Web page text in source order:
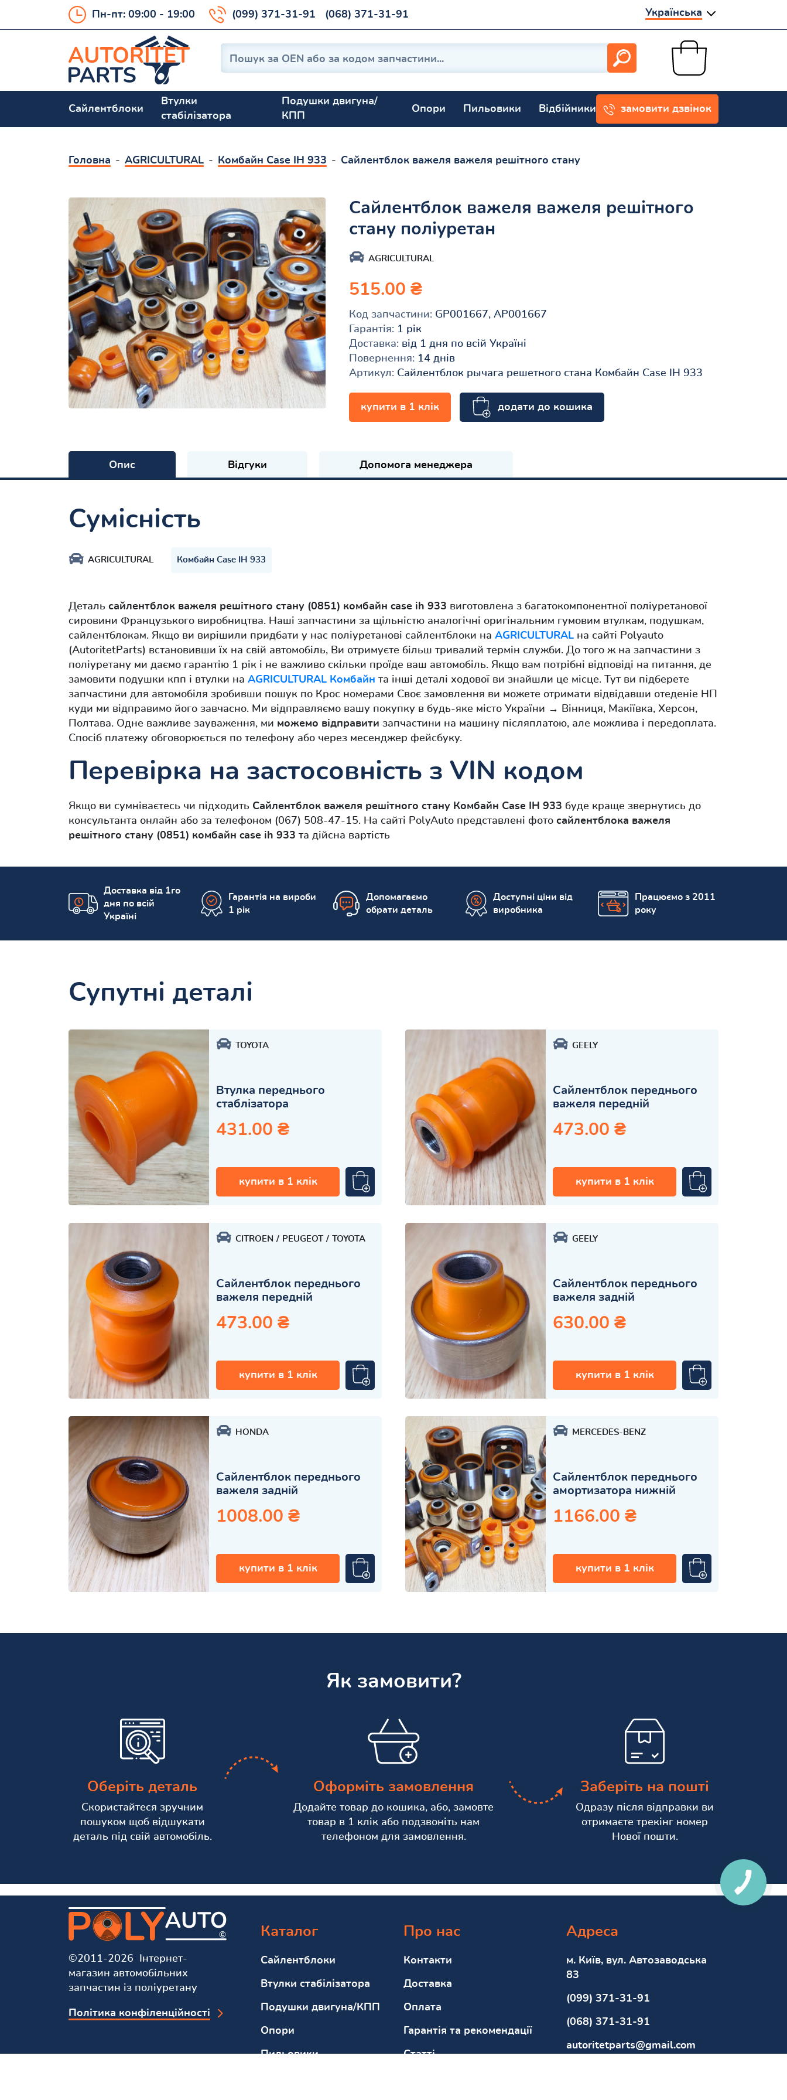
Пн-пт: 09:00 - 19:00 (099) 371-31-91 (068) 371-31-91 Українська
Сайлентблоки
Втулки
стабілізатора
Подушки двигуна/
КПП
Опори Пильовики Відбійники замовити дзвінок
Головна AGRICULTURAL Комбайн Case IH 933 Сайлентблок важеля важеля решітного стану
Сайлентблок важеля важеля решітного
стану поліуретан
AGRICULTURAL
515.00 ₴
Код запчастини: GP001667, AP001667
Гарантія: 1 рік
Доставка: від 1 дня по всій Україні
Повернення: 14 днів
Артикул: Сайлентблок рычага решетного стана Комбайн Case IH 933
купити в 1 клік додати до кошика
Опис Відгуки Допомога менеджера
Сумісність
AGRICULTURAL Комбайн Case IH 933
Деталь сайлентблок важеля решітного стану (0851) комбайн case ih 933 виготовлена з багатокомпонентної поліуретанової
сировини Французького виробництва. Наші запчастини за щільністю аналогічні оригінальним гумовим втулкам, подушкам,
сайлентблокам. Якщо ви вирішили придбати у нас поліуретанові сайлентблоки на AGRICULTURAL на сайті Polyauto
(AutoritetParts) встановивши їх на свій автомобіль, Ви отримуєте більш тривалий термін служби. До того ж на запчастини з
поліуретану ми даємо гарантію 1 рік і не важливо скільки проїде ваш автомобіль. Якщо вам потрібні відповіді на питання, де
замовити подушки кпп і втулки на AGRICULTURAL Комбайн та інші деталі ходової ви знайшли це місце. Тут ви підберете
запчастини для автомобіля зробивши пошук по Крос номерами Своє замовлення ви можете отримати відвідавши отеденіе НП
куди ми відправимо його завчасно. Ми відправляємо вашу покупку в будь-яке місто України → Вінниця, Макіївка, Херсон,
Полтава. Одне важливе зауваження, ми можемо відправити запчастини на машину післяплатою, але можлива і передоплата.
Спосіб платежу обговорюється по телефону або через месенджер фейсбуку.
Перевірка на застосовність з VIN кодом
Якщо ви сумніваєтесь чи підходить Сайлентблок важеля решітного стану Комбайн Case IH 933 буде краще звернутись до
консультанта онлайн або за телефоном (067) 508-47-15. На сайті PolyAuto представлені фото сайлентблока важеля
решітного стану (0851) комбайн case ih 933 та дійсна вартість
Доставка від 1го
дня по всій
Україні
Гарантія на вироби
1 рік
Допомагаємо
обрати деталь
Доступні ціни від
виробника
Працюємо з 2011
року
Супутні деталі
TOYOTA
Втулка переднього
стаблізатора
431.00 ₴
купити в 1 клік
GEELY
Сайлентблок переднього
важеля передній
473.00 ₴
купити в 1 клік
CITROEN PEUGEOT TOYOTA
Сайлентблок переднього
важеля передній
473.00 ₴
купити в 1 клік
GEELY
Сайлентблок переднього
важеля задній
630.00 ₴
купити в 1 клік
HONDA
Сайлентблок переднього
важеля задній
1008.00 ₴
купити в 1 клік
MERCEDES-BENZ
Сайлентблок переднього
амортизатора нижній
1166.00 ₴
купити в 1 клік
Як замовити?
Оберіть деталь
Скористайтеся зручним
пошуком щоб відшукати
деталь під свій автомобіль.
Оформіть замовлення
Додайте товар до кошика, або, замовте
товар в 1 клік або подзвоніть нам
телефоном для замовлення.
Заберіть на пошті
Одразу після відправки ви
отримаєте трекінг номер
Нової пошти.
©2011-2026 Інтернет-
магазин автомобільних
запчастин із поліуретану
Політика конфіленційності
Каталог
Сайлентблоки
Втулки стабілізатора
Подушки двигуна/КПП
Опори
Пильовики
Про нас
Контакти
Доставка
Оплата
Гарантія та рекомендації
Статті
Адреса
м. Київ, вул. Автозаводська
83
(099) 371-31-91
(068) 371-31-91
autoritetparts@gmail.com